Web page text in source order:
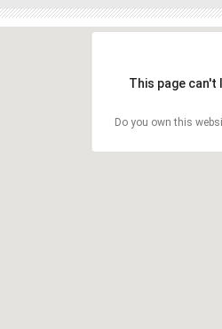
This page
Do you own this